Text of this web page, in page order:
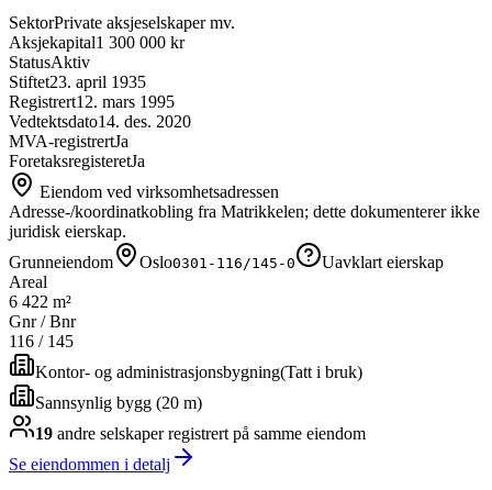
SektorPrivate aksjeselskaper mv.
Aksjekapital1 300 000 kr
StatusAktiv
Stiftet23. april 1935
Registrert12. mars 1995
Vedtektsdato14. des. 2020
MVA-registrertJa
ForetaksregisteretJa
Eiendom ved virksomhetsadressen
Adresse-/koordinatkobling fra Matrikkelen; dette dokumenterer ikke
juridisk eierskap.
Grunneiendom
Oslo0301-116/145-0
Uavklart eierskap
Areal
6 422 m²
Gnr / Bnr
116 / 145
Kontor- og administrasjonsbygning(Tatt i bruk)
Sannsynlig bygg (20 m)
19 andre selskaperregistrert på samme eiendom
Se eiendommen i detalj